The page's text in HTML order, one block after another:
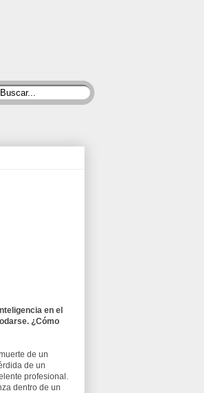
en el
¿Cómo
de un
de un
profesional.
dentro de un